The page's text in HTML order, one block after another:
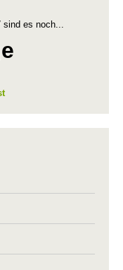
sind es noch...